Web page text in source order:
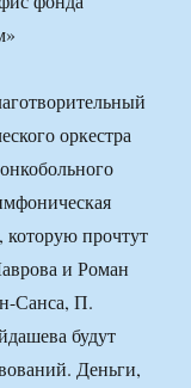
оркестра
которую прочтут
и Роман
Санса, П.
будут
Деньги,